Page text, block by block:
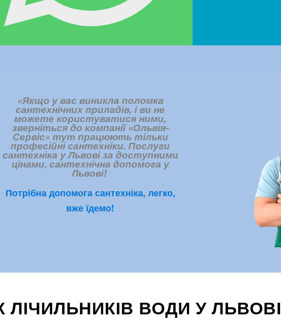
«Якщо у вас виникла поломка
сантехнічних приладів, і ви не
можете користуватися ними,
зверніться до компанії «Ольвія-
Сервіс» тут працюють тільки
професійні сантехніки. Послуги
сантехніка у Львові за доступними
цінами, сантехнічна допомога у
Львові!
Потрібна допомога сантехніка, легко,
вже їдемо!
ВОДИ У ЛЬВОВІ